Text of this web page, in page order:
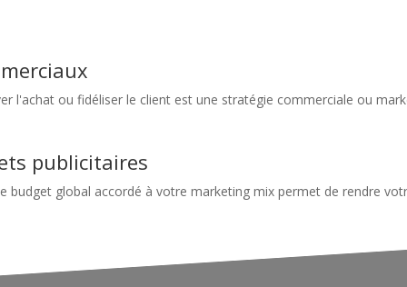
l'achat ou fidéliser le client est une stratégie commerciale ou
publicitaires
budget global accordé à votre marketing mix permet de rendre